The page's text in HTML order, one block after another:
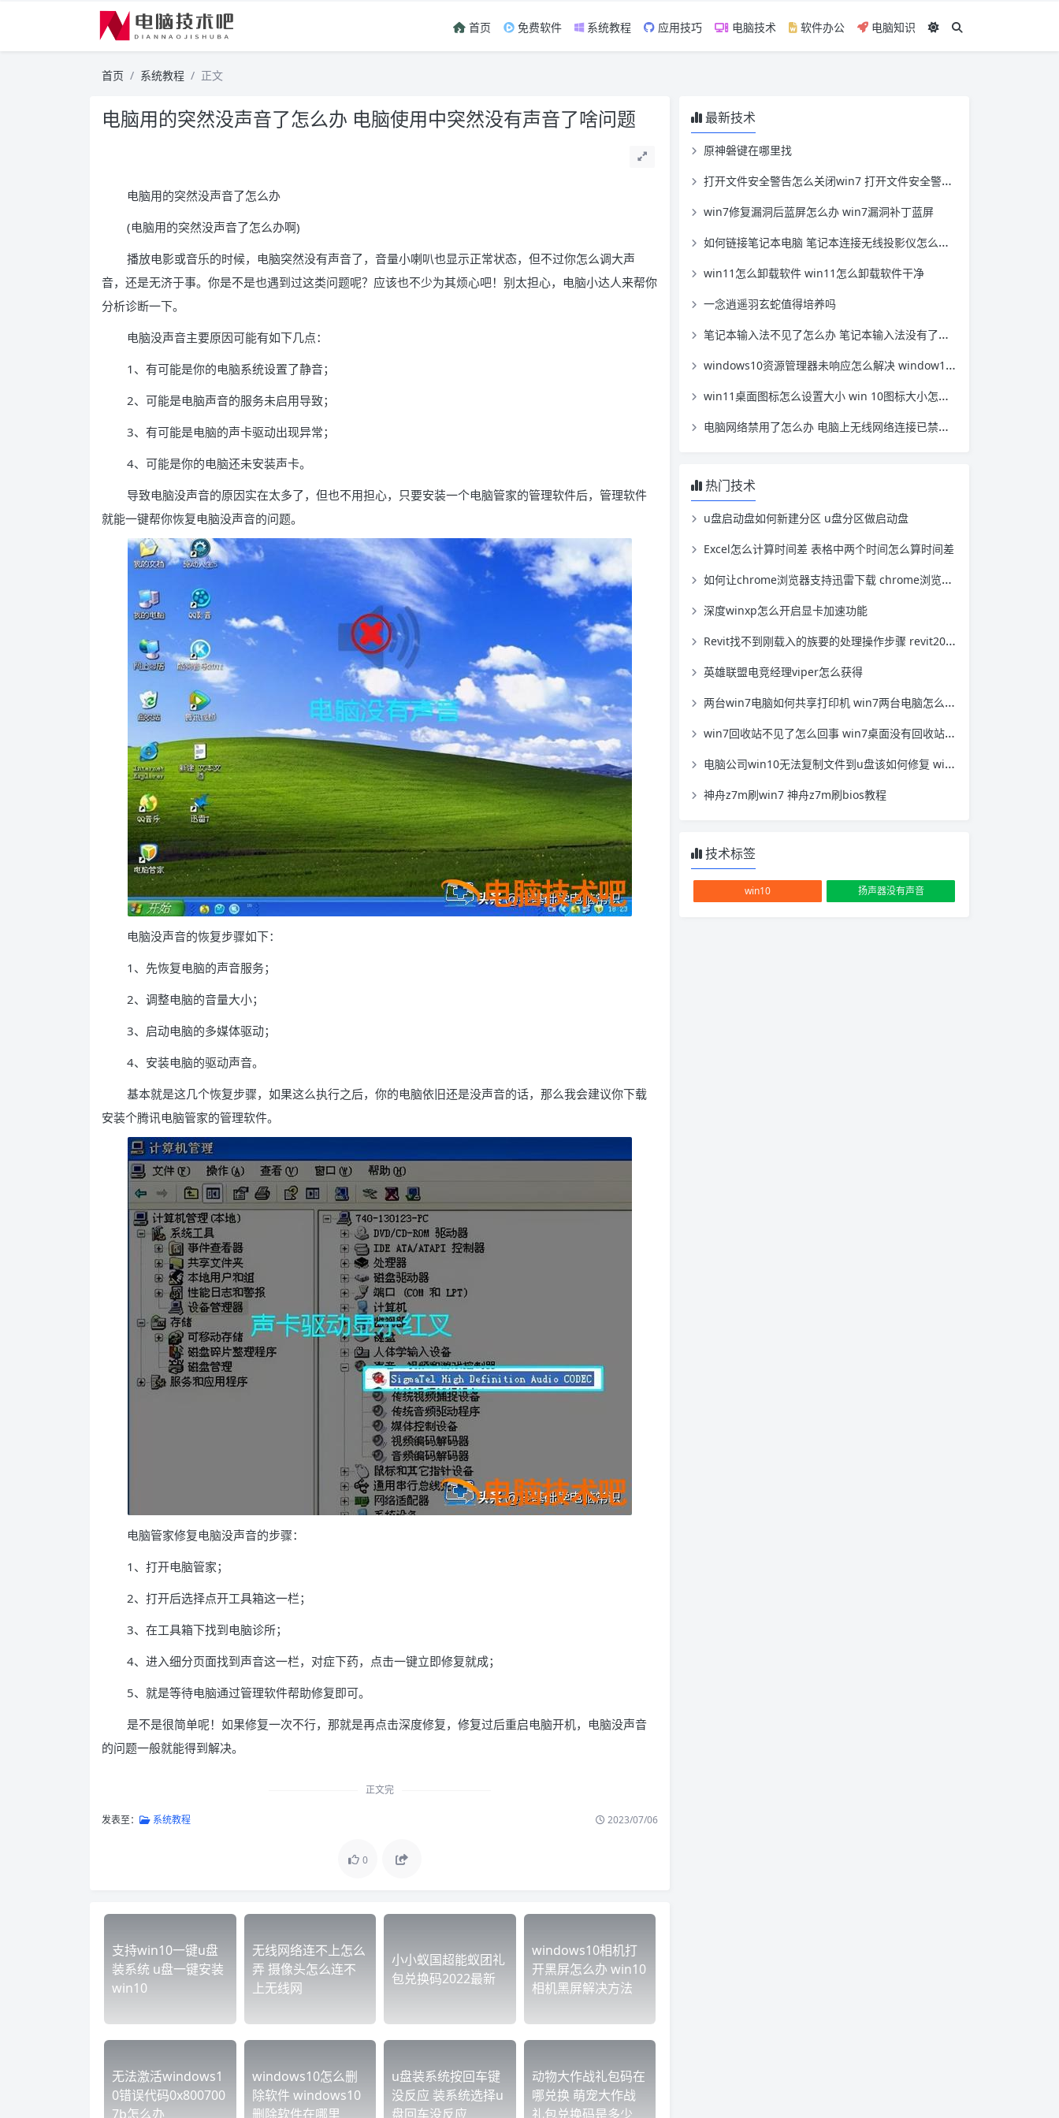
首页 免费软件 系统教程 应用技巧 电脑技术 软件办公 电脑知识
首页 系统教程 正文
电脑用的突然没声音了怎么办 电脑使用中突然没有声音了啥问题
电脑用的突然没声音了怎么办
(电脑用的突然没声音了怎么办啊)
播放电影或音乐的时候，电脑突然没有声音了，音量小喇叭也显示正常状态，但不过你怎么调大声
音，还是无济于事。你是不是也遇到过这类问题呢？应该也不少为其烦心吧！别太担心，电脑小达人来帮你
分析诊断一下。
电脑没声音主要原因可能有如下几点：
1、有可能是你的电脑系统设置了静音；
2、可能是电脑声音的服务未启用导致；
3、有可能是电脑的声卡驱动出现异常；
4、可能是你的电脑还未安装声卡。
导致电脑没声音的原因实在太多了，但也不用担心，只要安装一个电脑管家的管理软件后，管理软件
就能一键帮你恢复电脑没声音的问题。
电脑没声音的恢复步骤如下：
1、先恢复电脑的声音服务；
2、调整电脑的音量大小；
3、启动电脑的多媒体驱动；
4、安装电脑的驱动声音。
基本就是这几个恢复步骤，如果这么执行之后，你的电脑依旧还是没声音的话，那么我会建议你下载
安装个腾讯电脑管家的管理软件。
电脑管家修复电脑没声音的步骤：
1、打开电脑管家；
2、打开后选择点开工具箱这一栏；
3、在工具箱下找到电脑诊所；
4、进入细分页面找到声音这一栏，对症下药，点击一键立即修复就成；
5、就是等待电脑通过管理软件帮助修复即可。
是不是很简单呢！如果修复一次不行，那就是再点击深度修复，修复过后重启电脑开机，电脑没声音
的问题一般就能得到解决。
正文完
发表至： 系统教程 2023/07/06
0
支持win10一键u盘
装系统 u盘一键安装
win10
无线网络连不上怎么
弄 摄像头怎么连不
上无线网
小小蚁国超能蚁团礼
包兑换码2022最新
windows10相机打
开黑屏怎么办 win10
相机黑屏解决方法
无法激活windows1
0错误代码0x800700
7b怎么办
windows10怎么删
除软件 windows10
删除软件在哪里
u盘装系统按回车键
没反应 装系统选择u
盘回车没反应
动物大作战礼包码在
哪兑换 萌宠大作战
礼包兑换码是多少
最新技术
原神磐键在哪里找
打开文件安全警告怎么关闭win7 打开文件安全警告怎么关闭win11
win7修复漏洞后蓝屏怎么办 win7漏洞补丁蓝屏
如何链接笔记本电脑 笔记本连接无线投影仪怎么连接
win11怎么卸载软件 win11怎么卸载软件干净
一念逍遥羽玄蛇值得培养吗
笔记本输入法不见了怎么办 笔记本输入法没有了怎么办
windows10资源管理器未响应怎么解决 window10资源管理器无响应
win11桌面图标怎么设置大小 win 10图标大小怎么设置
电脑网络禁用了怎么办 电脑上无线网络连接已禁用怎么办
热门技术
u盘启动盘如何新建分区 u盘分区做启动盘
Excel怎么计算时间差 表格中两个时间怎么算时间差
如何让chrome浏览器支持迅雷下载 chrome浏览器怎么设置迅雷下载
深度winxp怎么开启显卡加速功能
Revit找不到刚载入的族要的处理操作步骤 revit2016载入族没有文件怎么办
英雄联盟电竞经理viper怎么获得
两台win7电脑如何共享打印机 win7两台电脑怎么共享打印机
win7回收站不见了怎么回事 win7桌面没有回收站怎么找回
电脑公司win10无法复制文件到u盘该如何修复 win10镜像文件无法复制到u盘
神舟z7m刷win7 神舟z7m刷bios教程
技术标签
win10 扬声器没有声音